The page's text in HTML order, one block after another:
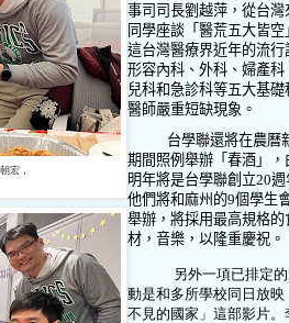
宏，
事司司長劉越萍，從台灣
同學座談「醫荒五大皆空
這台灣醫療界近年的流行
形容內科、外科、婦產科
兒科和急診科等五大基礎
醫師嚴重短缺現象。
台學聯還將在農曆
期間照例舉辦「春酒」，
明年將是台學聯創立20週
他們將和麻州的9個學生
舉辦，將採用最高規格的
材，音樂，以隆重慶祝。
另外一項已排定的
動是和多所學校同日放映
不見的國家」這部影片。